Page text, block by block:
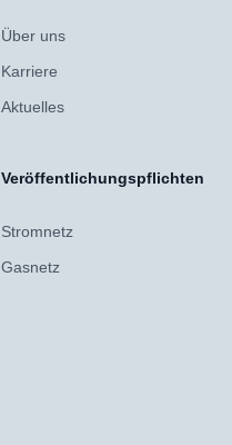
Über uns
Karriere
Aktuelles
Veröffentlichungspflichten
Stromnetz
Gasnetz